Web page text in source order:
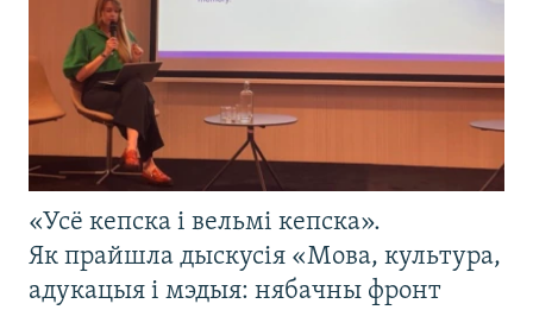
«Усё кепска і вельмі кепска».
Як прайшла дыскусія «Мова, культура,
адукацыя і мэдыя: нябачны фронт